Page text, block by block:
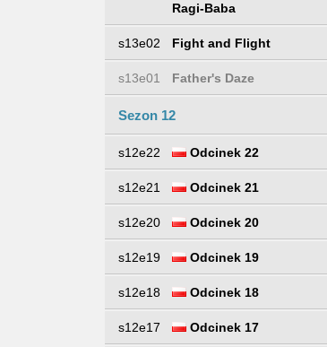
Ragi-Baba
s13e02 Fight and Flight
s13e01 Father's Daze
Sezon 12
s12e22 Odcinek 22
s12e21 Odcinek 21
s12e20 Odcinek 20
s12e19 Odcinek 19
s12e18 Odcinek 18
s12e17 Odcinek 17